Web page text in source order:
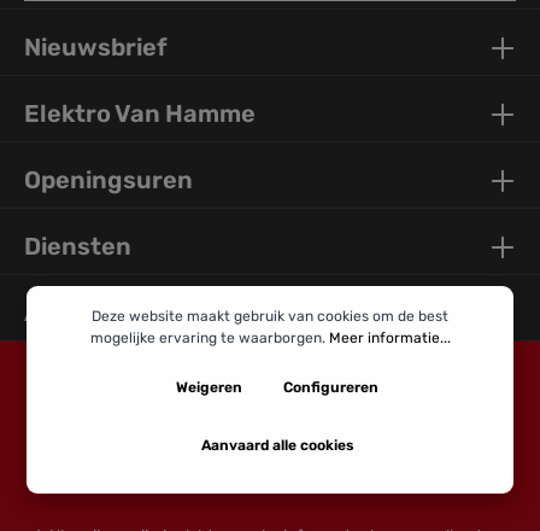
Nieuwsbrief
Elektro Van Hamme
Openingsuren
Diensten
Algemene Info
Deze website maakt gebruik van cookies om de best
mogelijke ervaring te waarborgen. Meer informatie...
Weigeren Configureren
Aanvaard alle cookies